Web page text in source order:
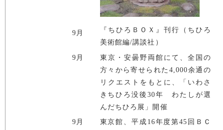
9月
『ちひろＢＯＸ』刊行（ちひろ
美術館編/講談社）
9月
東京・安曇野両館にて、全国の
方々から寄せられた4,000余通の
リクエストをもとに、「いわさ
きちひろ没後30年 わたしが選
んだちひろ展」開催
9月
東京館、平成16年度第45回ＢＣ